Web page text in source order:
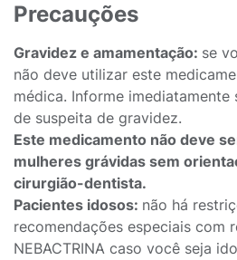
Precauções
Gravidez e amamentação: se
não deve utilizar este
médica. Informe imediatamente
de suspeita de gravidez.
Este medicamento não deve
mulheres grávidas sem
cirurgião-dentista.
Pacientes idosos: não há
recomendações especiais com
NEBACTRINA caso você seja